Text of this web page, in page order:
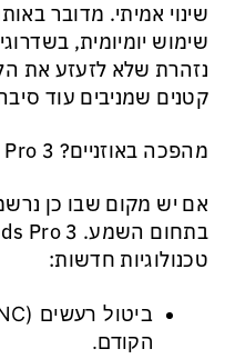
שינוי אמיתי. מדובר
שימוש יומיומית,
נזהרת שלא לזעזע את
קטנים שמניבים עוד
מהפכה באוזניים? AirPods Pro 3
אם יש מקום שבו כן
טכנולוגיות חדשות:
הקודם.